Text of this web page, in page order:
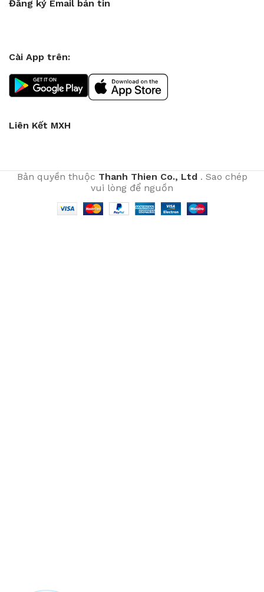
Đăng ký Email bản tin
Cài App trên:
Liên Kết MXH
Bản quyền thuộc Thanh Thien Co., Ltd. Sao chép
vui lòng để nguồn